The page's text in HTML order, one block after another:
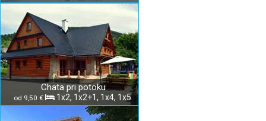
Chata pri potoku
od 9,50 € 1x2, 1x2+1, 1x4, 1x5